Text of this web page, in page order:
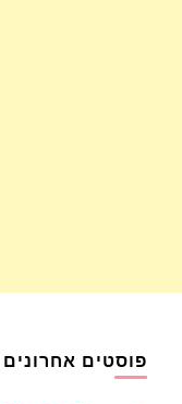
פוסטים אחרונים